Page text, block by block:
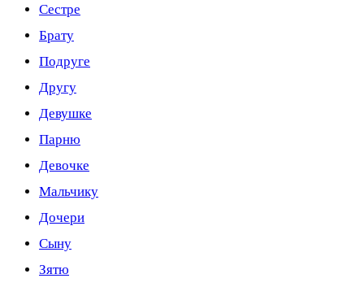
Сестре
Брату
Подруге
Другу
Девушке
Парню
Девочке
Мальчику
Дочери
Сыну
Зятю